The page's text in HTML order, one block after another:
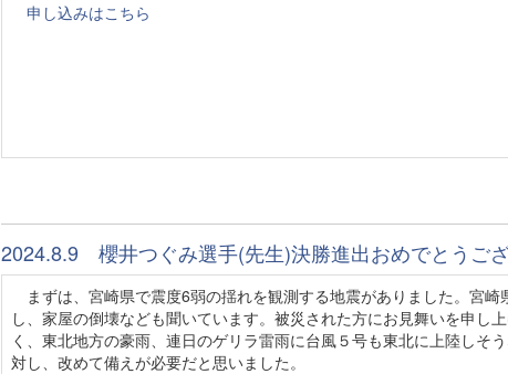
申し込みはこちら
2024.8.9 櫻井つぐみ選手(先生)決勝進出おめでとうござ
まずは、宮崎県で震度6弱の揺れを観測する地震がありました。宮崎
し、家屋の倒壊なども聞いています。被災された方にお見舞いを申し
く、東北地方の豪雨、連日のゲリラ雷雨に台風５号も東北に上陸しそ
対し、改めて備えが必要だと思いました。